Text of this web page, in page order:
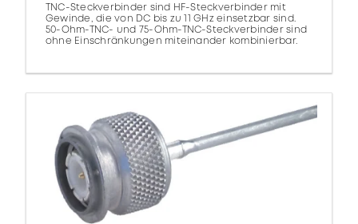
TNC-Steckverbinder sind HF-Steckverbinder mit
Gewinde, die von DC bis zu 11 GHz einsetzbar sind.
50-Ohm-TNC- und 75-Ohm-TNC-Steckverbinder sind
ohne Einschränkungen miteinander kombinierbar.